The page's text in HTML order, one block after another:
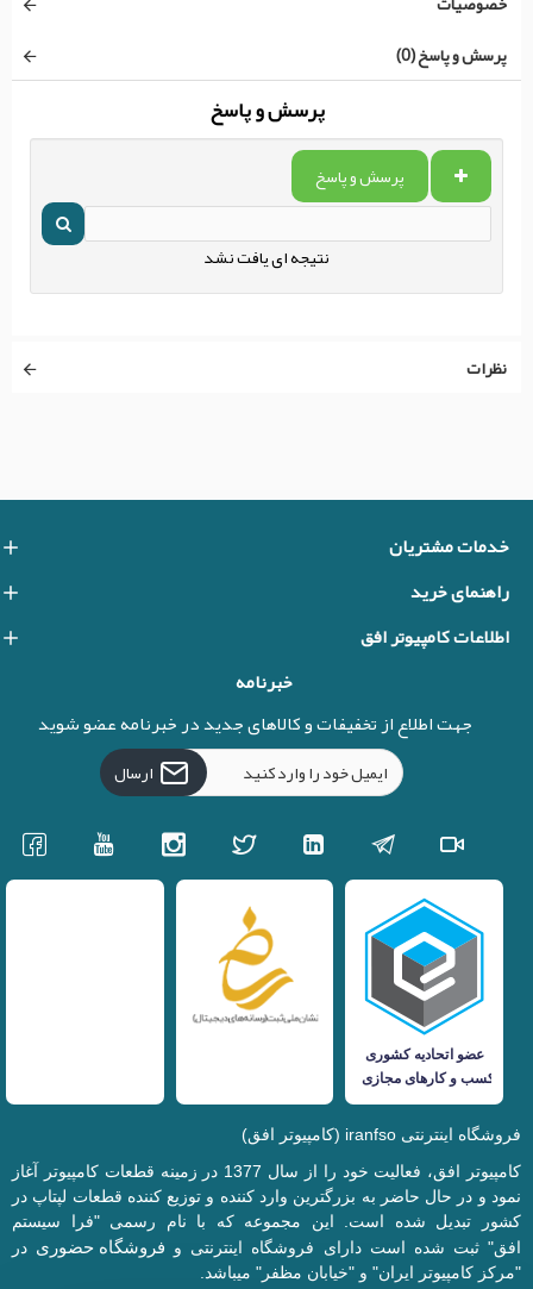
پرسش و پاسخ (0)
پرسش و پاسخ
پرسش و پاسخ
نتیجه ای یافت نشد
نظرات
خدمات مشتریان
راهنمای خرید
اطلاعات کامپیوتر افق
خبرنامه
جهت اطلاع از تخفیفات و کالاهای جدید در خبرنامه عضو شوید
ارسال
فروشگاه اینترنتی iranfso (کامپیوتر افق)
کامپیوتر افق، فعالیت خود را از سال 1377 در زمینه قطعات کامپیوتر آغاز
نمود و در حال حاضر به بزرگترین وارد کننده و توزیع کننده قطعات لپتاپ در
کشور تبدیل شده است. این مجموعه که با نام رسمی "فرا سیستم
افق" ثبت شده است دارای فروشگاه اینترنتی و فروشگاه حضوری در
"مرکز کامپیوتر ایران" و "خیابان مظفر" میباشد.